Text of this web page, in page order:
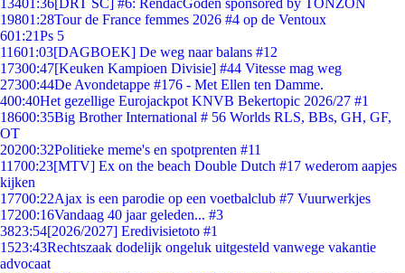
13401:36[DRT SC] #6: RendacGoden sponsored by TONZON
19801:28Tour de France femmes 2026 #4 op de Ventoux
601:21Ps 5
11601:03[DAGBOEK] De weg naar balans #12
17300:47[Keuken Kampioen Divisie] #44 Vitesse mag weg
27300:44De Avondetappe #176 - Met Ellen ten Damme.
400:40Het gezellige Eurojackpot KNVB Bekertopic 2026/27 #1
18600:35Big Brother International # 56 Worlds RLS, BBs, GH, GF,
OT
20200:32Politieke meme's en spotprenten #11
11700:23[MTV] Ex on the beach Double Dutch #17 wederom aapjes
kijken
17700:22Ajax is een parodie op een voetbalclub #7 Vuurwerkjes
17200:16Vandaag 40 jaar geleden... #3
3823:54[2026/2027] Eredivisietoto #1
1523:43Rechtszaak dodelijk ongeluk uitgesteld vanwege vakantie
advocaat